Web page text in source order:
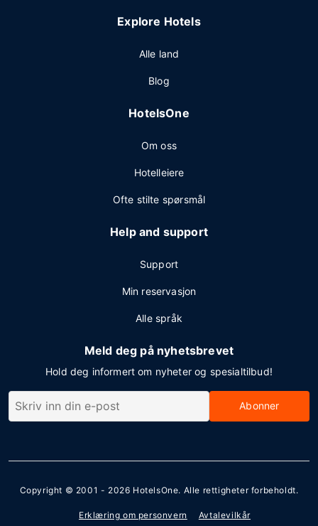
Explore Hotels
Alle land
Blog
HotelsOne
Om oss
Hotelleiere
Ofte stilte spørsmål
Help and support
Support
Min reservasjon
Alle språk
Meld deg på nyhetsbrevet
Hold deg informert om nyheter og spesialtilbud!
Abonner
Copyright © 2001 - 2026 HotelsOne. Alle rettigheter forbeholdt.
Erklæring om personvern Avtalevilkår